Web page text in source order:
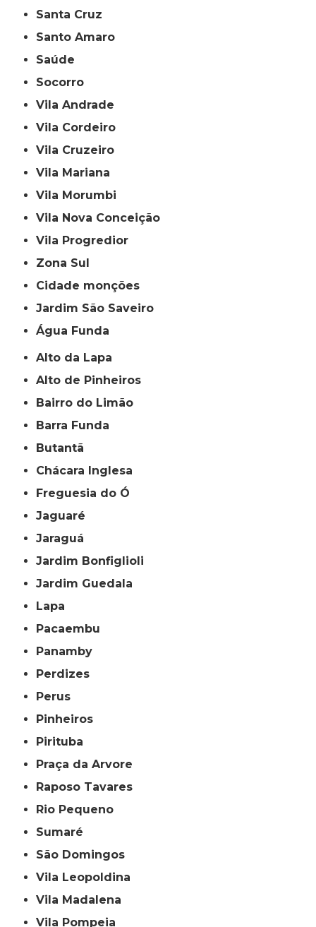
Santa Cruz
Santo Amaro
Saúde
Socorro
Vila Andrade
Vila Cordeiro
Vila Cruzeiro
Vila Mariana
Vila Morumbi
Vila Nova Conceição
Vila Progredior
Zona Sul
cidade monções
jardim São Saveiro
Água Funda
Alto da Lapa
Alto de Pinheiros
Bairro do Limão
Barra Funda
Butantã
Chácara Inglesa
Freguesia do Ó
Jaguaré
Jaraguá
Jardim Bonfiglioli
Jardim Guedala
Lapa
Pacaembu
Panamby
Perdizes
Perus
Pinheiros
Pirituba
Praça da Arvore
Raposo Tavares
Rio Pequeno
Sumaré
São Domingos
Vila Leopoldina
Vila Madalena
Vila Pompeia